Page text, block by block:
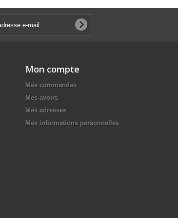
Mon compte
Mes commandes
Mes avoirs
Mes adresses
Mes informations personnelles